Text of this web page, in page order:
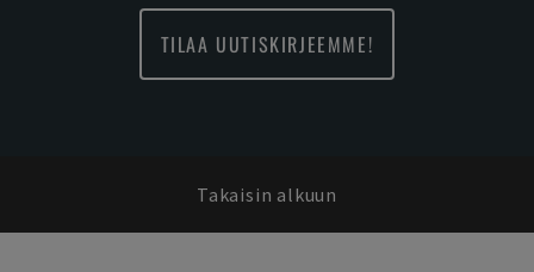
TILAA UUTISKIRJEEMME!
Takaisin alkuun